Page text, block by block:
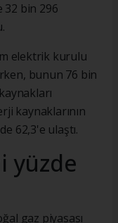
bin 296
elektrik kurulu
bunun 76 bin
kaynaklarının
62,3'e ulaştı.
yüzde
gaz piyasası